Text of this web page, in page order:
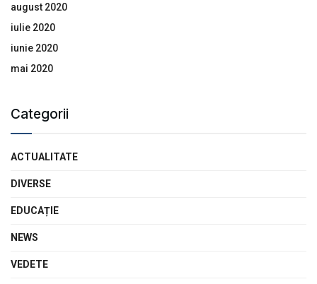
august 2020
iulie 2020
iunie 2020
mai 2020
Categorii
ACTUALITATE
DIVERSE
EDUCAȚIE
NEWS
VEDETE